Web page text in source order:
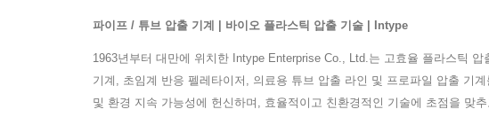
파이프 / 튜브 압출 기계 | 바이오 플라스틱 압출 기술 | Intype
1963년부터 대만에 위치한 Intype Enterprise Co., Ltd.는 고효율 플라스틱
기계, 초임계 반응 펠레타이저, 의료용 튜브 압출 라인 및 프로파일 압출 기
및 환경 지속 가능성에 헌신하며, 효율적이고 친환경적인 기술에 초점을 맞추